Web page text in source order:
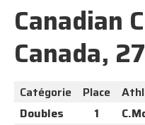
Canadian
Canada,
Catégorie Place
Doubles
1